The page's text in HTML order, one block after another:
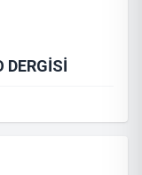
DERGİSİ